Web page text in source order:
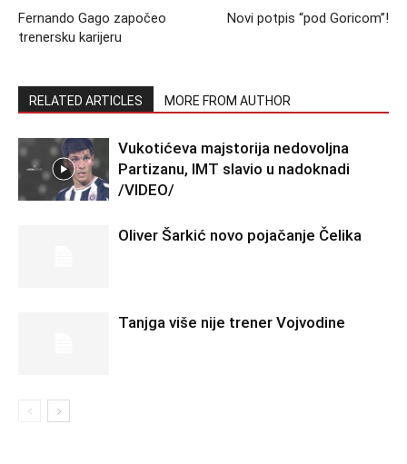
Fernando Gago započeo
trenersku karijeru
Novi potpis “pod Goricom”!
RELATED ARTICLES MORE FROM AUTHOR
Vukotićeva majstorija nedovoljna
Partizanu, IMT slavio u nadoknadi
/VIDEO/
Oliver Šarkić novo pojačanje Čelika
Tanjga više nije trener Vojvodine